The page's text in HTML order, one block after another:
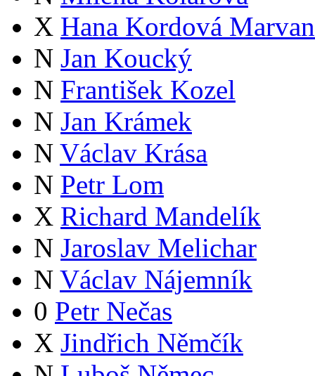
X Hana Kordová
N Jan Koucký
N František Kozel
N Jan Krámek
N Václav Krása
N Petr Lom
X Richard Mandelík
N Jaroslav Melichar
N Václav Nájemník
0 Petr Nečas
X Jindřich Němčík